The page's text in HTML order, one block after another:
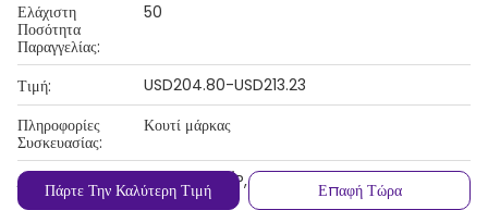
Ελάχιστη
Ποσότητα
Παραγγελίας:
50
Τιμή:
USD204.80-USD213.23
Πληροφορίες
Συσκευασίας:
Κουτί μάρκας
Όροι Πληρωμής:
Λ/Κ, D/A, D/P, T/T, Western Union,
MoneyGram
Πάρτε Την Καλύτερη Τιμή Επαφή Τώρα